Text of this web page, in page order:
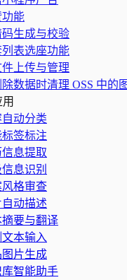
功能
生成与校验
表选座功能
件上传与管理
数据时清理 OSS 中的
自动分类
签标注
信息提取
息识别
格审查
自动描述
要与翻译
本输入
图片生成
智能助手